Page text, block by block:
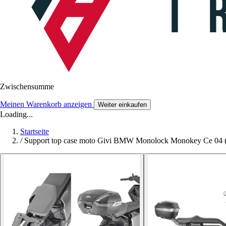
Zwischensumme
Meinen Warenkorb anzeigen Weiter einkaufen
Loading...
Startseite
/ Support top case moto Givi BMW Monolock Monokey Ce 04